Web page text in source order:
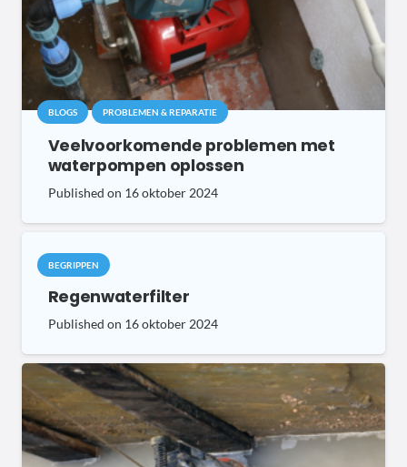
BLOGS PROBLEMEN & REPARATIE
Veelvoorkomende problemen met
waterpompen oplossen
Published on 16 oktober 2024
BEGRIPPEN
Regenwaterfilter
Published on 16 oktober 2024